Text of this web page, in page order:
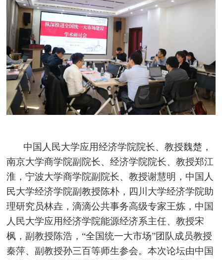
中国人民大学应用经济学院院长、教授魏楚，
南京大学商学院副院长、经济学院院长、教授郑江
淮，宁波大学商学院副院长、教授谢慧明，中国人
民大学经济学院副教授陈朴，四川大学经济学院助
理研究员林垚，滴滴公共事务高级专家王炼，中国
人民大学应用经济学院能源经济系主任、教授宋
枫，副教授陈浩，“全国统一大市场”团队成员教授
秦萍、副教授孙三百等师生参会。本次论坛由中国